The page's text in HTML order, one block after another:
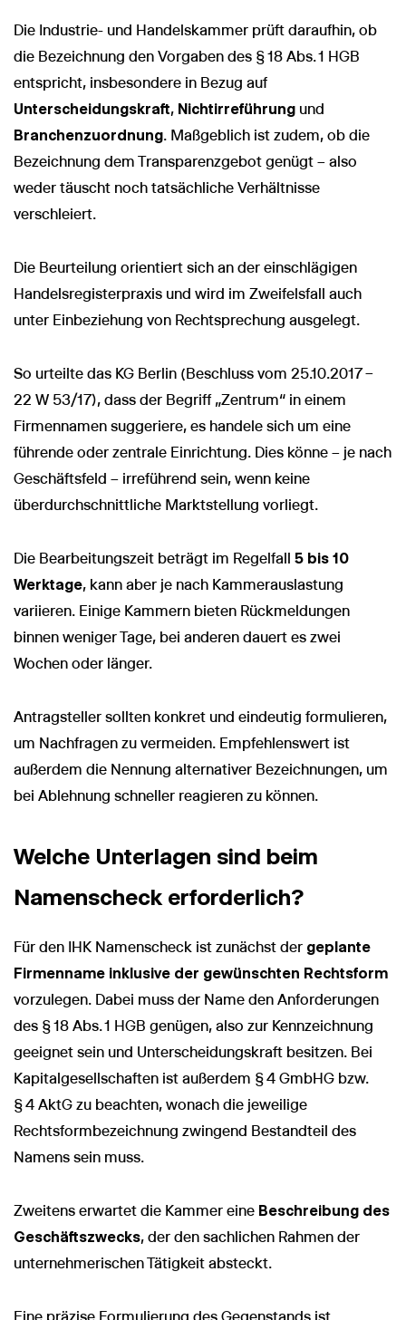
Die Industrie- und Handelskammer prüft daraufhin, ob
die Bezeichnung den Vorgaben des § 18 Abs. 1 HGB
entspricht, insbesondere in Bezug auf
Unterscheidungskraft, Nichtirreführung und
Branchenzuordnung. Maßgeblich ist zudem, ob die
Bezeichnung dem Transparenzgebot genügt – also
weder täuscht noch tatsächliche Verhältnisse
verschleiert.
Die Beurteilung orientiert sich an der einschlägigen
Handelsregisterpraxis und wird im Zweifelsfall auch
unter Einbeziehung von Rechtsprechung ausgelegt.
So urteilte das KG Berlin (Beschluss vom 25.10.2017 –
22 W 53/17), dass der Begriff „Zentrum“ in einem
Firmennamen suggeriere, es handele sich um eine
führende oder zentrale Einrichtung. Dies könne – je nach
Geschäftsfeld – irreführend sein, wenn keine
überdurchschnittliche Marktstellung vorliegt.
Die Bearbeitungszeit beträgt im Regelfall 5 bis 10
Werktage, kann aber je nach Kammerauslastung
variieren. Einige Kammern bieten Rückmeldungen
binnen weniger Tage, bei anderen dauert es zwei
Wochen oder länger.
Antragsteller sollten konkret und eindeutig formulieren,
um Nachfragen zu vermeiden. Empfehlenswert ist
außerdem die Nennung alternativer Bezeichnungen, um
bei Ablehnung schneller reagieren zu können.
Welche Unterlagen sind beim
Namenscheck erforderlich?
Für den IHK Namenscheck ist zunächst der geplante
Firmenname inklusive der gewünschten Rechtsform
vorzulegen. Dabei muss der Name den Anforderungen
des § 18 Abs. 1 HGB genügen, also zur Kennzeichnung
geeignet sein und Unterscheidungskraft besitzen. Bei
Kapitalgesellschaften ist außerdem § 4 GmbHG bzw.
§ 4 AktG zu beachten, wonach die jeweilige
Rechtsformbezeichnung zwingend Bestandteil des
Namens sein muss.
Zweitens erwartet die Kammer eine Beschreibung des
Geschäftszwecks, der den sachlichen Rahmen der
unternehmerischen Tätigkeit absteckt.